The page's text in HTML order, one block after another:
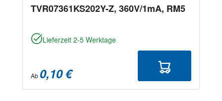
TVR07361KS202Y-Z, 360V/1mA, RM5
Lieferzeit 2-5 Werktage
Ab 0,10 €